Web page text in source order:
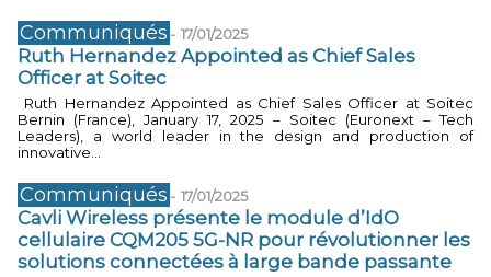
Communiqués - 17/01/2025
Ruth Hernandez Appointed as Chief Sales
Officer at Soitec
Ruth Hernandez Appointed as Chief Sales Officer at Soitec
Bernin (France), January 17, 2025 – Soitec (Euronext – Tech
Leaders), a world leader in the design and production of
innovative...
Communiqués - 17/01/2025
Cavli Wireless présente le module d’IdO
cellulaire CQM205 5G-NR pour révolutionner les
solutions connectées à large bande passante